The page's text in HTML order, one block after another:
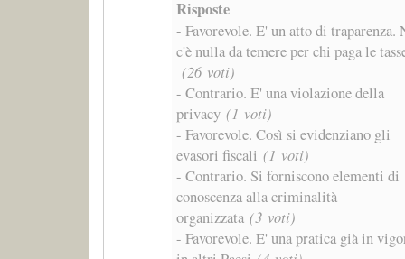
Risposte
- Favorevole. E' un atto di traparenza.
c'è nulla da temere per chi paga le
(26 voti)
- Contrario. E' una violazione della
privacy (1 voti)
- Favorevole. Così si evidenziano gli
evasori fiscali (1 voti)
- Contrario. Si forniscono elementi di
conoscenza alla criminalità
organizzata (3 voti)
- Favorevole. E' una pratica già in